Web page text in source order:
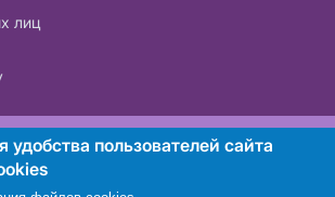
лиц
УНП 101007741
удобства пользователей сайта